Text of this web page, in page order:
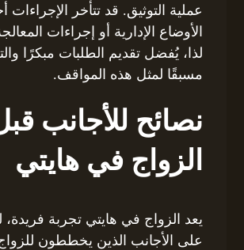
عملية التوثيق. قد تتأخر الإجراءات
الأوضاع الإدارية أو إجراءات
لذا، يُفضل تقديم الطلبات مبكرًا
مسبقًا لمثل هذه المواقف.
نصائح للأجانب
الزواج في هايتي
يعد الزواج في هايتي تجربة فريدة،
على الأجانب الذين يخططون